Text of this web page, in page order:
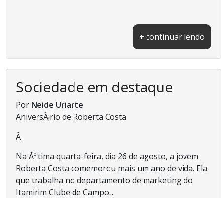
+ continuar lendo
Sociedade em destaque
Por Neide Uriarte
AniversÃ¡rio de Roberta Costa
Â
Na Ãºltima quarta-feira, dia 26 de agosto, a jovem
Roberta Costa comemorou mais um ano de vida. Ela
que trabalha no departamento de marketing do
Itamirim Clube de Campo...